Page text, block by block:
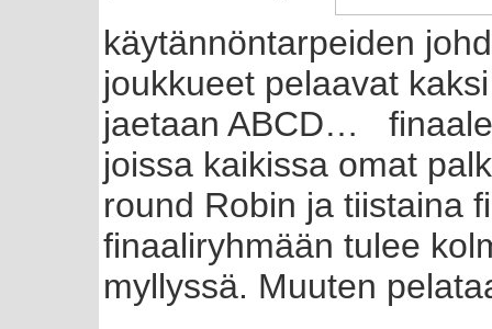
käytännöntarpeiden
joukkueet pelaavat
jaetaan ABCD…
joissa kaikissa omat
round Robin ja tiistaina
finaaliryhmään tulee
myllyssä. Muuten